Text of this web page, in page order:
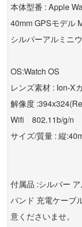
本体型番 : Apple
40mm GPSモデル
シルバーアルミニ
OS:Watch OS
レンズ素材 : Ion-X
解像度
Wifi 802.11b/g/n /
サイズ/質量 : 縦
付属品 :シルバー
バンド 充電ケーブ
意くださいませ。